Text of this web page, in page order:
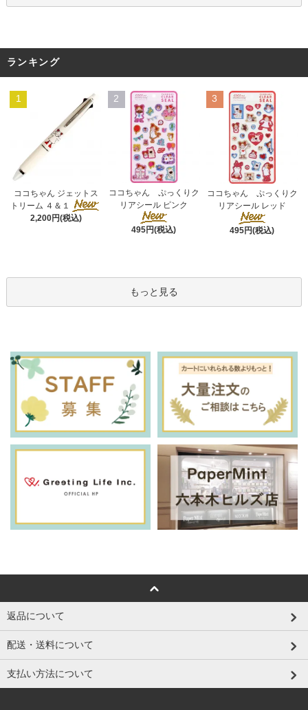
ランキング
1
ココちゃん ジェットス
トリーム ４＆１
2,200円(税込)
2
ココちゃん ぷっくりク
リアシール ピンク
495円(税込)
3
ココちゃん ぷっくりク
リアシール レッド
495円(税込)
もっと見る
返品について
配送・送料について
支払い方法について